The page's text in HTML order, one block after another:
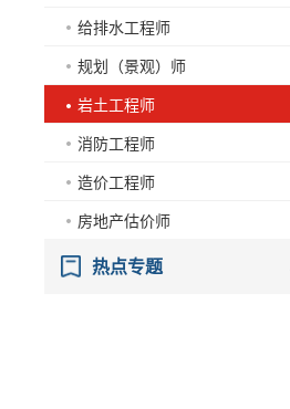
给排水工程师
规划（景观）师
岩土工程师
消防工程师
造价工程师
房地产估价师
热点专题